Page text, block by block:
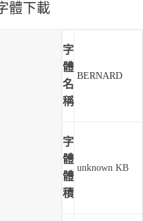
體下載
字
體
名
稱
BERNARD
字
體
體
積
unknown KB